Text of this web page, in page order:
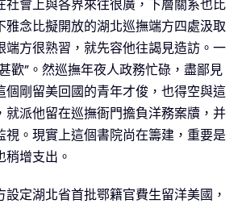
社會上與各界來往很廣，下層關系也比
雅念比擬開放的湖北巡撫端方四處汲取
端方很熟習，就先容他往謁見造訪。一
歡”。然巡撫年夜人政務忙碌，盡鄙見
個剛留美回國的青年才俊，也得空與這
就派他留在巡撫衙門擔負洋務案牘，并
視。現實上這個書院尚在籌建，重要是
增支出。
設定湖北省首批鄂籍官費生留洋美國，